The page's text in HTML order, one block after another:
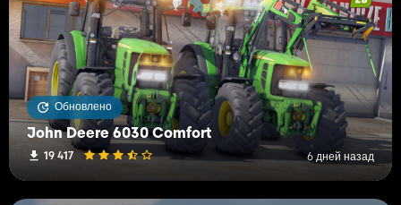
Обновлено
John Deere 6030 Comfort
19 417 6 дней назад